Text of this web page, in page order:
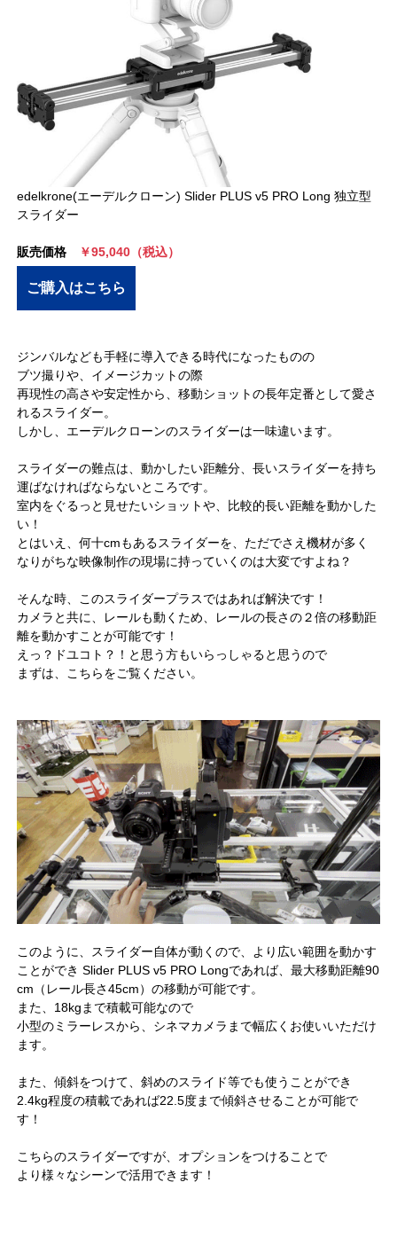
edelkrone(エーデルクローン) Slider PLUS v5 PRO Long 独立型
スライダー
販売価格 ￥95,040（税込）
ご購入はこちら
ジンバルなども手軽に導入できる時代になったものの
ブツ撮りや、イメージカットの際
再現性の高さや安定性から、移動ショットの長年定番として愛さ
れるスライダー。
しかし、エーデルクローンのスライダーは一味違います。
スライダーの難点は、動かしたい距離分、長いスライダーを持ち
運ばなければならないところです。
室内をぐるっと見せたいショットや、比較的長い距離を動かした
い！
とはいえ、何十cmもあるスライダーを、ただでさえ機材が多く
なりがちな映像制作の現場に持っていくのは大変ですよね？
そんな時、このスライダープラスではあれば解決です！
カメラと共に、レールも動くため、レールの長さの２倍の移動距
離を動かすことが可能です！
えっ？ドユコト？！と思う方もいらっしゃると思うので
まずは、こちらをご覧ください。
このように、スライダー自体が動くので、より広い範囲を動かす
ことができ Slider PLUS v5 PRO Longであれば、最大移動距離90
cm（レール長さ45cm）の移動が可能です。
また、18kgまで積載可能なので
小型のミラーレスから、シネマカメラまで幅広くお使いいただけ
ます。
また、傾斜をつけて、斜めのスライド等でも使うことができ
2.4kg程度の積載であれば22.5度まで傾斜させることが可能で
す！
こちらのスライダーですが、オプションをつけることで
より様々なシーンで活用できます！